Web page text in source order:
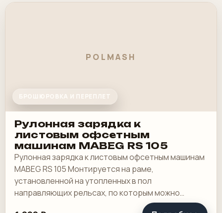
POLMASH
БРОШЮРОВКА И ПЕРЕПЛЕТ
Рулонная зарядка к
листовым офсетным
машинам MABEG RS 105
Рулонная зарядка к листовым офсетным машинам
MABEG RS 105 Монтируется на раме,
установленной на утопленных в пол
направляющих рельсах, по которым можно
передвигать секцию поперечной рубки и